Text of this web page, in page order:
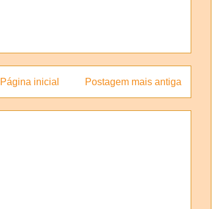
Postagem mais antiga
Página inicial